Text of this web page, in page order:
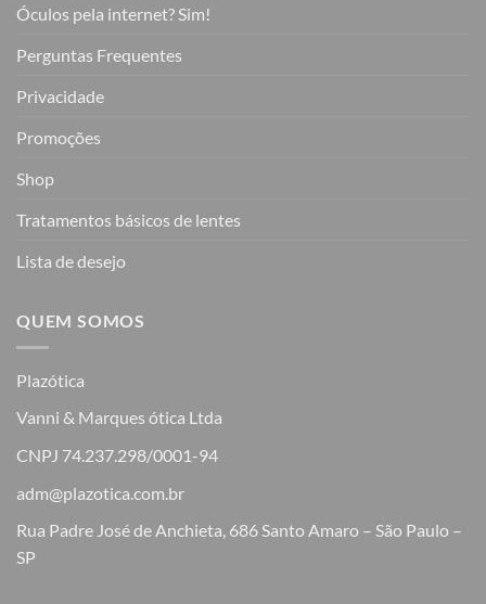
Óculos pela internet? Sim!
Perguntas Frequentes
Privacidade
Promoções
Shop
Tratamentos básicos de lentes
Lista de desejo
QUEM SOMOS
Plazótica
Vanni & Marques ótica Ltda
CNPJ 74.237.298/0001-94
adm@plazotica.com.br
Rua Padre José de Anchieta, 686 Santo Amaro – São Paulo –
SP